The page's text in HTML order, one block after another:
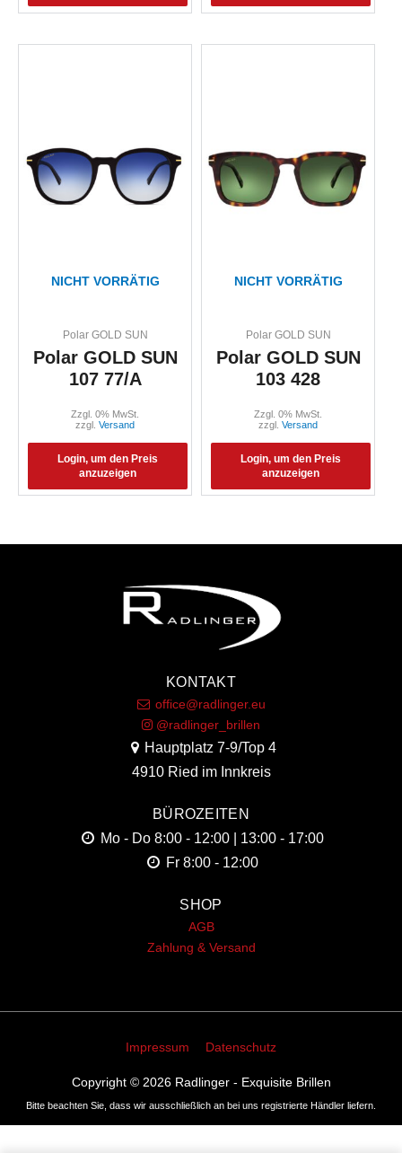
NICHT VORRÄTIG
Polar GOLD SUN
Polar GOLD SUN
107 77/A
Login, um den Preis
anzuzeigen
Zzgl. 0% MwSt.
zzgl. Versand
NICHT VORRÄTIG
Polar GOLD SUN
Polar GOLD SUN
103 428
Login, um den Preis
anzuzeigen
Zzgl. 0% MwSt.
zzgl. Versand
KONTAKT
office@radlinger.eu
@radlinger_brillen
Hauptplatz 7-9/Top 4
4910 Ried im Innkreis
BÜROZEITEN
Mo - Do 8:00 - 12:00 | 13:00 - 17:00
Fr 8:00 - 12:00
SHOP
AGB
Zahlung & Versand
Impressum Datenschutz
Copyright © 2026 Radlinger - Exquisite Brillen
Bitte beachten Sie, dass wir ausschließlich an bei uns registrierte Händler liefern.